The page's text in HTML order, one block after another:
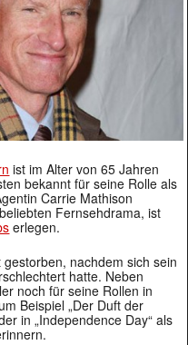
ist im Alter von 65 Jahren
bekannt für seine Rolle als
Carrie Mathison
Fernsehdrama, ist
erlegen.
nachdem sich sein
hatte. Neben
noch für seine Rollen in
Beispiel „Der Duft der
in „Independence Day“ als